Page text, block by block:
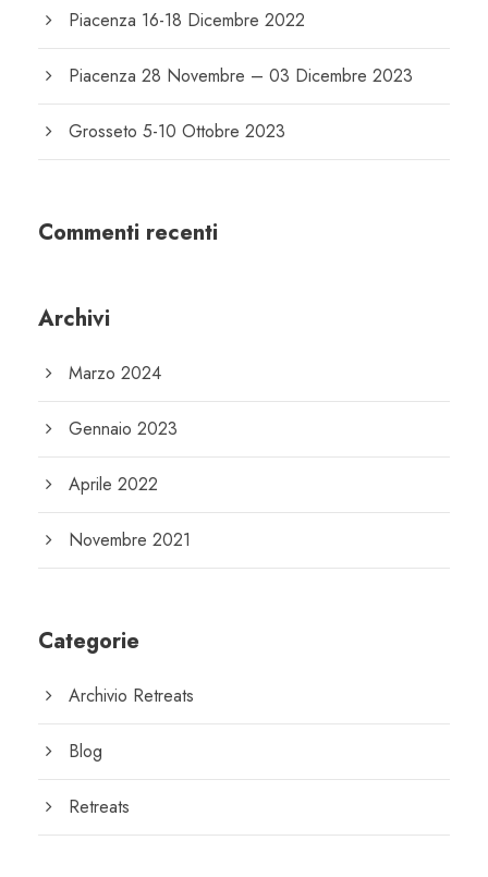
Piacenza 16-18 Dicembre 2022
Piacenza 28 Novembre – 03 Dicembre 2023
Grosseto 5-10 Ottobre 2023
Commenti recenti
Archivi
Marzo 2024
Gennaio 2023
Aprile 2022
Novembre 2021
Categorie
Archivio Retreats
Blog
Retreats